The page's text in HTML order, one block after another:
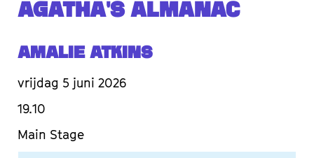
AGATHA'S ALMANAC
Amalie Atkins
vrijdag 5 juni 2026
19.10
Main Stage